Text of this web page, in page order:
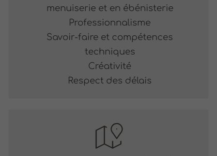
menuiserie et en ébénisterie
Professionnalisme
Savoir-faire et compétences
techniques
Créativité
Respect des délais